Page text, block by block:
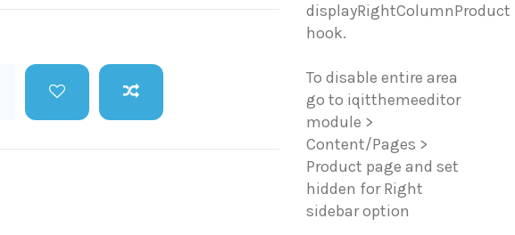
displayRightColumnProduct
hook.
To disable entire area
go to iqitthemeeditor
module >
Content/Pages >
Product page and set
hidden for Right
sidebar option